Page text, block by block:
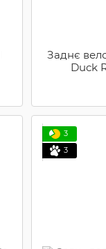
Заднє
Duck
3
3